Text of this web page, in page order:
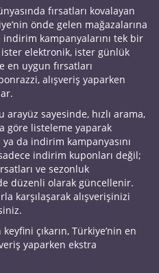
fırsatları kovalayan
önde gelen mağazalarına
kampanyalarını tek bir
elektronik, ister günlük
en uygun fırsatları
alışveriş yaparken
arayüz sayesinde, hızlı arama,
göre listeleme yaparak
da indirim kampanyasını
indirim kuponları değil;
ve sezonluk
düzenli olarak güncellenir.
karşılaşarak alışverişinizi
çıkarın, Türkiye’nin en
yaparken ekstra